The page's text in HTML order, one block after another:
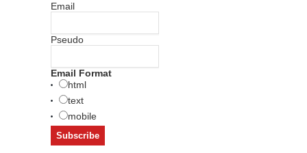
Email
Pseudo
Email Format
html
text
mobile